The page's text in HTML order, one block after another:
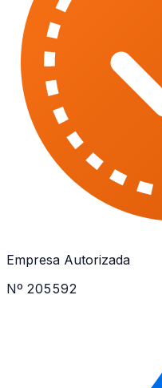
Empresa Autorizada
Nº 205592